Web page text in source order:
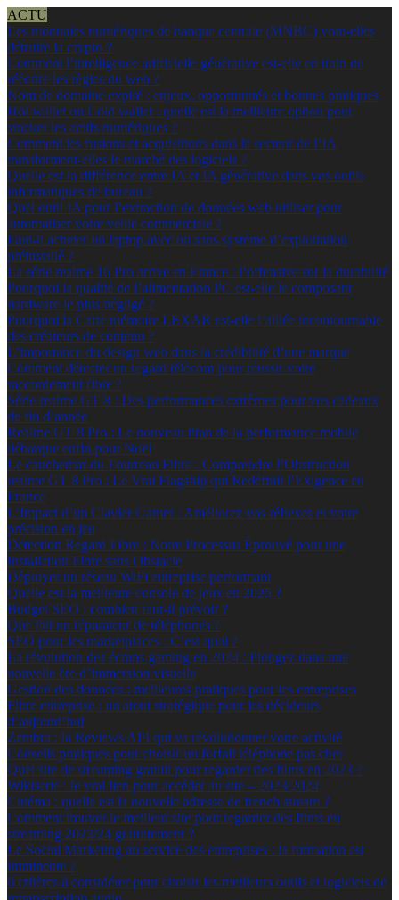
ACTU
Les monnaies numériques de banque centrale (MNBC) vont-elles
détruire la crypto ?
Comment l’intelligence artificielle générative est-elle en train de
réécrire les règles du web ?
Nom de domaine expiré : enjeux, opportunités et bonnes pratiques
Hot wallet ou Cold wallet : quelle est la meilleure option pour
stocker les actifs numériques ?
Comment les fusions et acquisitions dans le secteur de l’IA
transforment-elles le marché des logiciels ?
Quelle est la différence entre IA et IA générative dans vos outils
informatiques de bureau ?
Quel outil IA pour l’extraction de données web utiliser pour
automatiser votre veille commerciale ?
Faut-il acheter un laptop avec ou sans système d’exploitation
préinstallé ?
La série realme 16 Pro arrive en France : l’offensive sur la durabilité
Pourquoi la qualité de l’alimentation PC est-elle le composant
hardware le plus négligé ?
Pourquoi la Carte mémoire LEXAR est-elle l’alliée incontournable
des créateurs de contenu ?
L’importance du design web dans la crédibilité d’une marque
Comment détecter un regard télécom pour réussir votre
raccordement fibre ?
Série realme GT 8 : Des performances extrêmes pour vos cadeaux
de fin d’année
Realme GT 8 Pro : Le nouveau titan de la performance mobile
débarque enfin pour Noël
Le cauchemar du Fourreau Fibre : Comprendre l’Obstruction
realme GT 8 Pro : Le Vrai Flagship qui Redéfinit l’Exigence en
France
L’Impact d’un Clavier Gamer : Améliorez vos réflexes et votre
précision en jeu
Détection Regard Fibre : Notre Processus Éprouvé pour une
Installation Fibre sans Obstacle
Déployer un réseau WiFi entreprise performant
Quelle est la meilleure console de jeux en 2025 ?
Budget SEO : combien faut-il prévoir ?
Que fait un réparateur de téléphones ?
SEO pour les marketplaces : C’est quoi ?
La révolution des écrans gaming en 2024 : Plongez dans une
nouvelle ère d’immersion visuelle
Gestion des données : meilleures pratiques pour les entreprises
Fibre entreprise : un atout stratégique pour les décideurs
d’aujourd’hui
Zembra : la Reviews API qui va révolutionner votre activité
Conseils pratiques pour choisir un forfait téléphone pas cher
Quel site de streaming gratuit pour regarder des films en 2023 ?
Wikiserie : le vrai lien pour accéder au site – 2023/2024
Cinéma : quelle est la nouvelle adresse de french stream ?
Comment trouver le meilleur site pour regarder des films en
streaming 2023/24 gratuitement ?
Le Social Marketing au service des entreprises : la formation est
imminente ?
6 critères à considérer pour choisir les meilleurs outils et logiciels de